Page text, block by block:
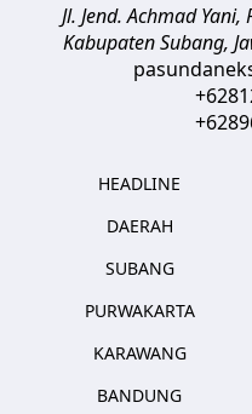
Jl. Jend. Achmad
Kabupaten Subang,
HEADLINE
DAERAH
SUBANG
PURWAKARTA
KARAWANG
BANDUNG